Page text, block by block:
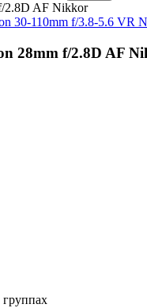
2.8D AF Nikkor
30-110mm f/3.8-5.6 VR
28mm f/2.8D AF
группах